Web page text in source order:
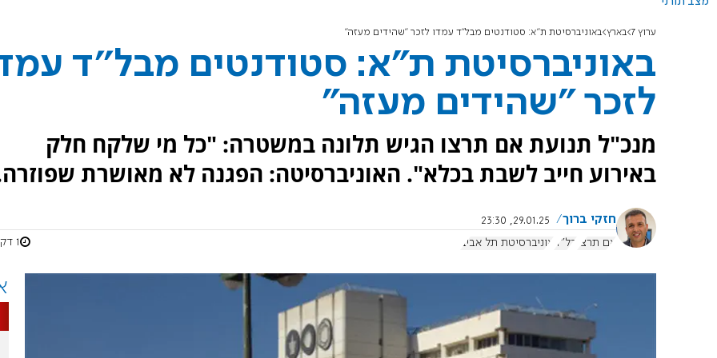
ערוץ 7 בארץ באוניברסיטת ת"א: סטודנטים מבל''ד עמדו לזכר "שהידים מעזה"
באוניברסיטת ת"א: סטודנטים מבל''ד
לזכר "שהידים מעזה"
מנכ"ל תנועת אם תרצו הגיש תלונה במשטרה: "כל מי שלקח חלק
באירוע חייב לשבת בכלא". האוניברסיטה: הפגנה לא מאושרת
חזקי ברוך
29.01.25, 23:30
אם תרצו בל"ד אוניברסיטת תל אביב 1 דקות